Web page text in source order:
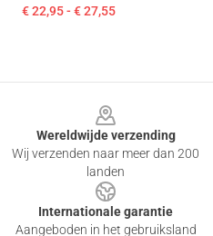
€ 22,95 - € 27,55
Wereldwijde verzending
Wij verzenden naar meer dan 200
landen
Internationale garantie
Aangeboden in het gebruiksland